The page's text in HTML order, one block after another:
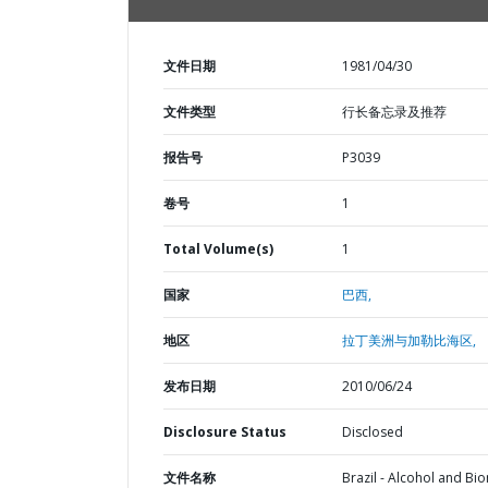
文件日期 1981/04/30
文件类型 行长备忘录及推荐
报告号 P3039
卷号 1
Total Volume(s) 1
国家 巴西,
地区 拉丁美洲与加勒比海区,
发布日期 2010/06/24
Disclosure Status Disclosed
文件名称
Brazil - Alcohol and